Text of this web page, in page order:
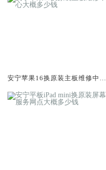
安宁苹果16换原装主板维修中心